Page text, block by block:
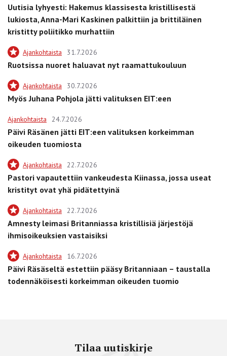
Uutisia lyhyesti: Hakemus klassisesta kristillisestä
lukiosta, Anna-Mari Kaskinen palkittiin ja brittiläinen
kristitty poliitikko murhattiin
Ajankohtaista 31.7.2026
Ruotsissa nuoret haluavat nyt raamattukouluun
Ajankohtaista 30.7.2026
Myös Juhana Pohjola jätti valituksen EIT:een
Ajankohtaista 24.7.2026
Päivi Räsänen jätti EIT:een valituksen korkeimman
oikeuden tuomiosta
Ajankohtaista 22.7.2026
Pastori vapautettiin vankeudesta Kiinassa, jossa useat
kristityt ovat yhä pidätettyinä
Ajankohtaista 22.7.2026
Amnesty leimasi Britanniassa kristillisiä järjestöjä
ihmisoikeuksien vastaisiksi
Ajankohtaista 16.7.2026
Päivi Räsäseltä estettiin pääsy Britanniaan – taustalla
todennäköisesti korkeimman oikeuden tuomio
Tilaa uutiskirje